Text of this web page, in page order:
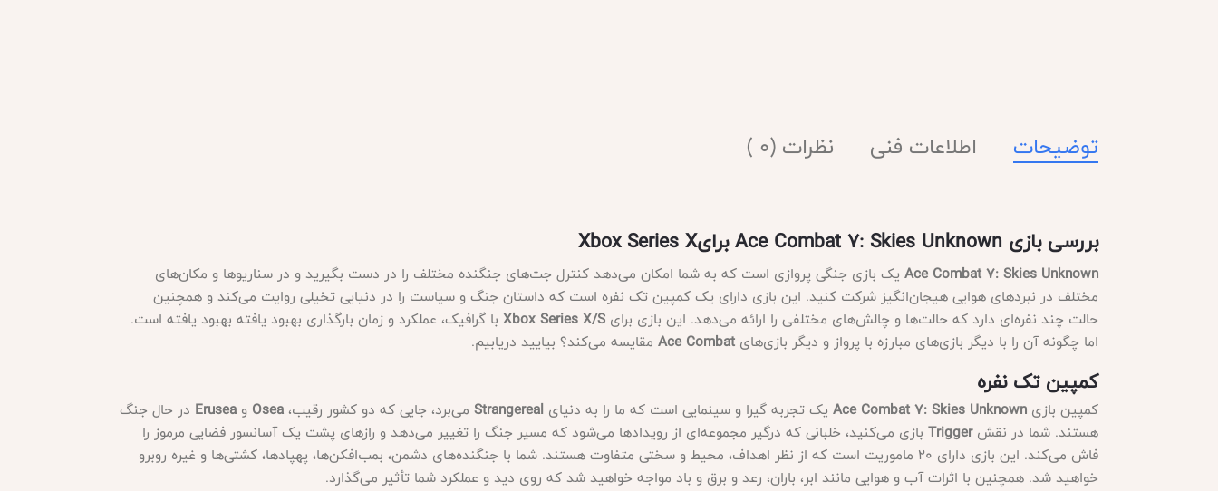
توضیحات اطلاعات فنی نظرات (0 )
بررسی بازی Ace Combat 7: Skies UnknownبرایXbox Series X
Ace Combat 7: Skies Unknown یک بازی جنگی پروازی است که به شما امکان می‌دهد کنترل جت‌های جنگنده مختلف را در دست بگیرید و در سناریوها و مکان‌های
مختلف در نبردهای هوایی هیجان‌انگیز شرکت کنید. این بازی دارای یک کمپین تک نفره است که داستان جنگ و سیاست را در دنیایی تخیلی روایت می‌کند و همچنین
حالت چند نفره‌ای دارد که حالت‌ها و چالش‌های مختلفی را ارائه می‌دهد. این بازی برای Xbox Series X/S با گرافیک، عملکرد و زمان بارگذاری بهبود یافته بهبود یافته است.
اما چگونه آن را با دیگر بازی‌های مبارزه با پرواز و دیگر بازی‌های Ace Combat مقایسه می‌کند؟ بیایید دریابیم.
کمپین تک نفره
کمپین بازی Ace Combat 7: Skies Unknown یک تجربه گیرا و سینمایی است که ما را به دنیای Strangereal می‌برد، جایی که دو کشور رقیب، Osea و Erusea در حال جنگ
هستند. شما در نقشTrigger بازی می‌کنید، خلبانی که درگیر مجموعه‌ای از رویدادها می‌شود که مسیر جنگ را تغییر می‌دهد و رازهای پشت یک آسانسور فضایی مرموز را
فاش می‌کند. این بازی دارای 20 ماموریت است که از نظر اهداف، محیط و سختی متفاوت هستند. شما با جنگنده‌های دشمن، بمب‌افکن‌ها، پهپادها، کشتی‌ها و غیره روبرو
خواهید شد. همچنین با اثرات آب و هوایی مانند ابر، باران، رعد و برق و باد مواجه خواهید شد که روی دید و عملکرد شما تأثیر می‌گذارد.